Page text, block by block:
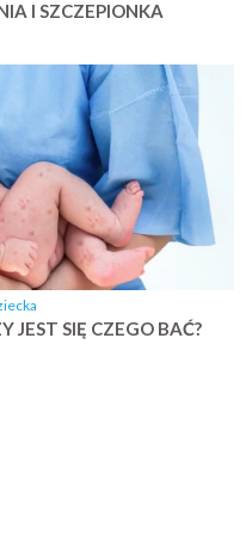
I SZCZEPIONKA
JEST SIĘ CZEGO BAĆ?